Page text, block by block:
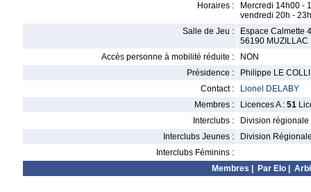
Horaires :
Mercredi 14h00 -
vendredi 20h - 23h
Salle de Jeu :
Espace Calmette
56190 MUZILLAC
Accès personne à mobilité réduite :
NON
Présidence :
Philippe LE
Contact :
Lionel DELABY
Membres :
Licences A : 51
Interclubs :
Division régionale
Interclubs Jeunes :
Division
Interclubs Féminins :
Membres
Par Elo